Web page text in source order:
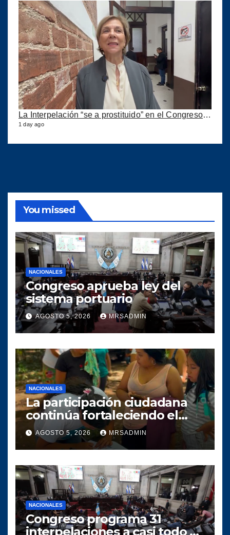
1 day ago
You missed
NACIONALES
Congreso aprueba ley del
sistema portuario
AGOSTO 5, 2026 MRSADMIN
NACIONALES
La participación ciudadana
continúa fortaleciendo el
crecimiento del proyecto
político SERVIR en el
municipio de Villa Canales
AGOSTO 5, 2026 MRSADMIN
NACIONALES
Congreso programa 31
interpelaciones a casi todo el